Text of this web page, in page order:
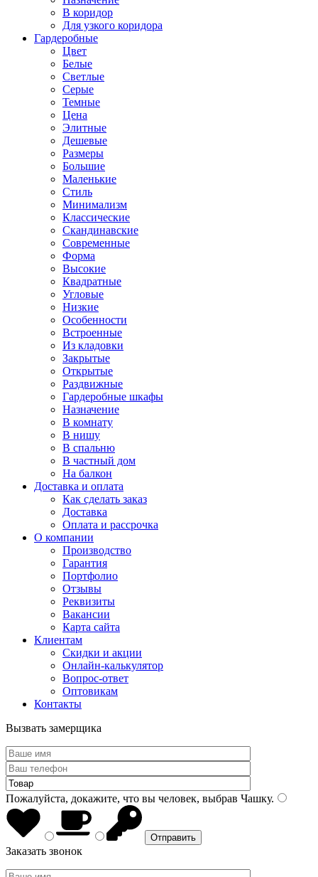
В коридор
Для узкого коридора
Гардеробные
Цвет
Белые
Светлые
Серые
Темные
Цена
Элитные
Дешевые
Размеры
Большие
Маленькие
Стиль
Минимализм
Классические
Скандинавские
Современные
Форма
Высокие
Квадратные
Угловые
Низкие
Особенности
Встроенные
Из кладовки
Закрытые
Открытые
Раздвижные
Гардеробные шкафы
Назначение
В комнату
В нишу
В спальню
В частный дом
На балкон
Доставка и оплата
Как сделать заказ
Доставка
Оплата и рассрочка
О компании
Производство
Гарантия
Портфолио
Отзывы
Реквизиты
Вакансии
Карта сайта
Клиентам
Скидки и акции
Онлайн-калькулятор
Вопрос-ответ
Оптовикам
Контакты
Вызвать замерщика
Пожалуйста, докажите, что вы человек, выбрав Чашку.
Заказать звонок